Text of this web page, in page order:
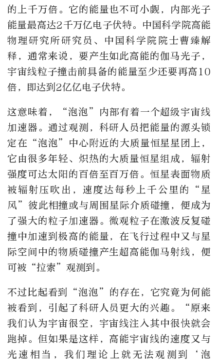
的上千万倍。它的能量也不可小觑，内部光子
能量最高达2千万亿电子伏特。中国科学院高能
物理研究所研究员、中国科学院院士曹臻解
释，通常来说，要产生如此高能的伽马光子，
宇宙线粒子撞击前具备的能量至少还要再高10
倍，即达到2亿亿电子伏特。
这意味着，“泡泡”内部有着一个超级宇宙线
加速器。通过观测，科研人员把能量的源头锁
定在“泡泡”中心附近的大质量恒星星团上，
它由很多年轻、炽热的大质量恒星组成，辐射
强度可达太阳的百倍至百万倍。恒星表面物质
被辐射压吹出，速度达每秒上千公里的“星
风”彼此相撞或与周围星际介质碰撞，便成为
了强大的粒子加速器。微观粒子在激波反复碰
撞中加速到极高的能量，在飞行过程中又与星
际空间中的物质碰撞产生超高能伽马射线，便
可被“拉索”观测到。
不过比起看到“泡泡”的存在，它究竟为何能
被看到，引起了科研人员更大的兴趣。“原来
我们认为宇宙很空，宇宙线注入其中很快就会
跑掉。但如果是这样，高能宇宙线的速度又与
光速相当，我们理论上就无法观测到‘泡